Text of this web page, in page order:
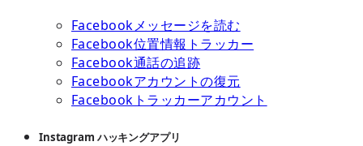
Facebookメッセージを読む
Facebook位置情報トラッカー
Facebook通話の追跡
Facebookアカウントの復元
Facebookトラッカーアカウント
Instagram ハッキングアプリ